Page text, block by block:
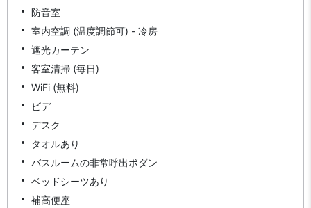
防音室
室内空調 (温度調節可) - 冷房
遮光カーテン
客室清掃 (毎日)
WiFi (無料)
ビデ
デスク
タオルあり
バスルームの非常呼出ボダン
ベッドシーツあり
補高便座